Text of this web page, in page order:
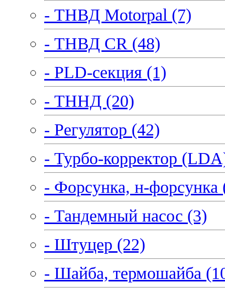
- ТНВД Motorpal (7)
- ТНВД CR (48)
- PLD-секция (1)
- ТННД (20)
- Регулятор (42)
- Турбо-корректор
- Форсунка, н-форсунка
- Тандемный насос (3)
- Штуцер (22)
- Шайба, термошайба